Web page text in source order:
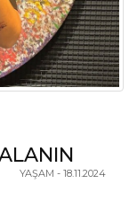
YAŞAM - 18.11.2024